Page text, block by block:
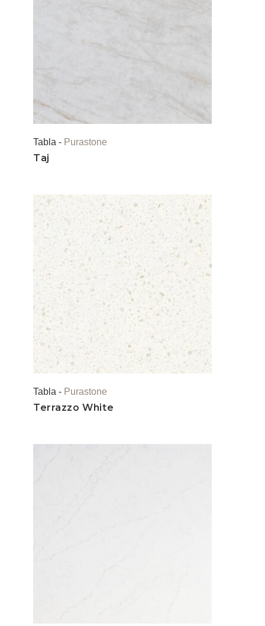
Tabla - Purastone
Taj
Tabla - Purastone
Terrazzo White